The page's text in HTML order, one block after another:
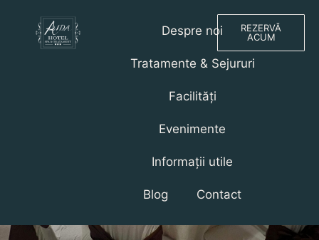
Despre noi
Tratamente & Sejururi
Facilități
Evenimente
Informații utile
Blog Contact
REZERVĂ
ACUM